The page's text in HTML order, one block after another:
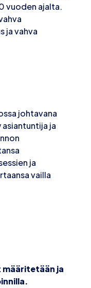
vuoden ajalta.
ja vahva
johtavana
ja
ja
vailla
ja